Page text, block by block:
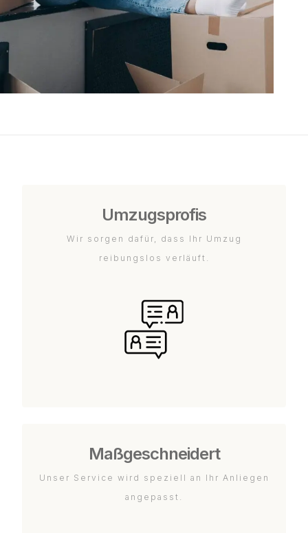
Umzugsprofis
Wir sorgen dafür, dass Ihr Umzug
reibungslos verläuft.
Maßgeschneidert
Unser Service wird speziell an Ihr Anliegen
angepasst.